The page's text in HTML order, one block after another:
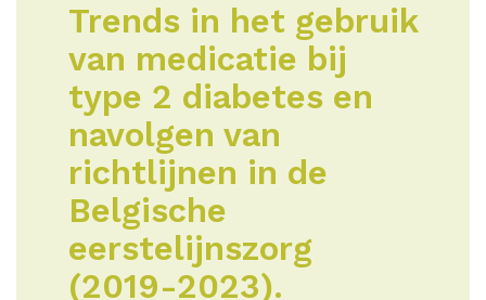
Trends in het gebruik
van medicatie bij
type 2 diabetes en
navolgen van
richtlijnen in de
Belgische
eerstelijnszorg
(2019-2023).